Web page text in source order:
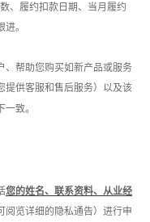
、履约扣款日期、当月履约
。
、帮助您购买如新产品或服务
提供客服和售后服务）以及该
致。
您的姓名、联系资料、从业经
阅览详细的隐私通告）进行申